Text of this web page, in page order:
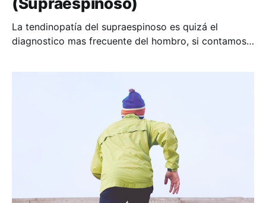
La tendinopatía del supraespinoso es quizá el
diagnostico mas frecuente del hombro, si contamos
acepciones. Esta patología se caracteriza por dolor
los 90º de flexión, usualmente puede doler solo en un